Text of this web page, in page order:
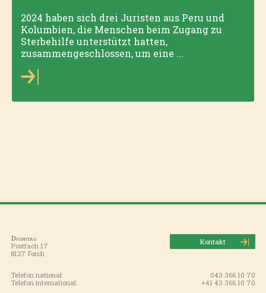
2024 haben sich drei Juristen aus Peru und
Kolumbien, die Menschen beim Zugang zu
Sterbehilfe unterstützt hatten,
zusammengeschlossen, um eine ...
Dignitas
Postfach 17
8127 Forch
Kontakt
Telefon national:
043 366 10 70
Telefon international:
+41 43 366 10 70